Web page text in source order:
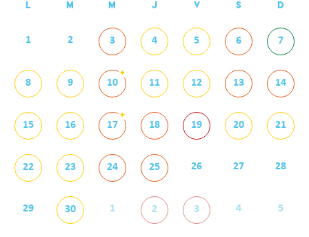
L M M J V S D
1 2 3 4 5 6 7
8 9 10
+
11 12 13 14
15 16 17
+
18 19 20 21
22 23 24 25 26 27 28
29 30 1 2 3 4 5